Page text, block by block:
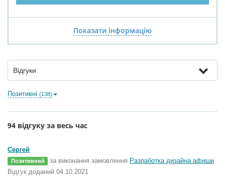
Показати інформацію
Відгуки
Позитивні (138)
94 відгуку за весь час
Сергей
Позитивний за виконання замовлення Разработка дизайна афиши
Відгук доданий 04.10.2021